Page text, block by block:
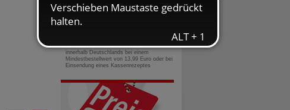
0800-10 11 422
gebührenfreie Rufnummer
innerhalb Deutschlands bei einem
Mindestbestellwert von 13,99 Euro oder bei
Einsendung eines Kassenrezeptes